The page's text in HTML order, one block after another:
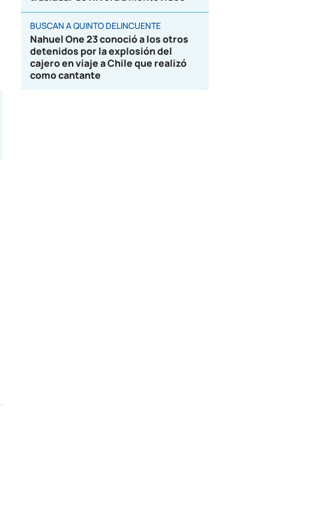
BUSCAN A QUINTO DELINCUENTE
Nahuel One 23 conoció a los otros
detenidos por la explosión del
cajero en viaje a Chile que realizó
como cantante